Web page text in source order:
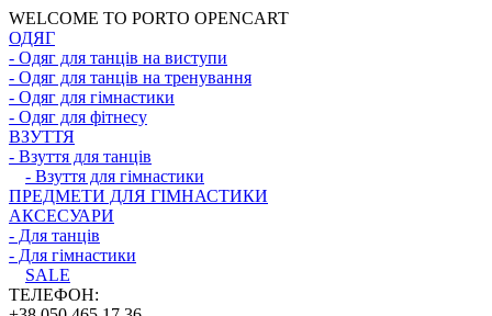
WELCOME TO PORTO OPENCART
ОДЯГ
- Одяг для танців на виступи
- Одяг для танців на тренування
- Одяг для гімнастики
- Одяг для фітнесу
ВЗУТТЯ
- Взуття для танців
- Взуття для гімнастики
ПРЕДМЕТИ ДЛЯ ГІМНАСТИКИ
АКСЕСУАРИ
- Для танців
- Для гімнастики
SALE
ТЕЛЕФОН: